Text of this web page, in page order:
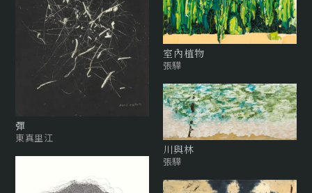
彈
東真里江
室內植物
張驊
川與林
張驊